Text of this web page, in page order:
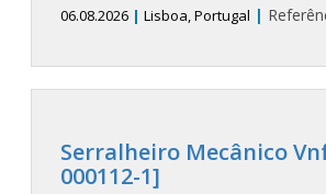
06.08.2026 | Lisboa, Portugal |
Serralheiro Mecânico
000112-1]